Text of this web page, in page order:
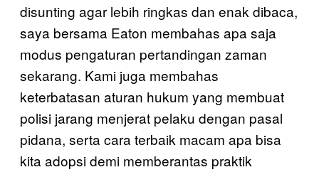
disunting agar lebih ringkas dan enak dibaca,
saya bersama Eaton membahas apa saja
modus pengaturan pertandingan zaman
sekarang. Kami juga membahas
keterbatasan aturan hukum yang membuat
polisi jarang menjerat pelaku dengan pasal
pidana, serta cara terbaik macam apa bisa
kita adopsi demi memberantas praktik